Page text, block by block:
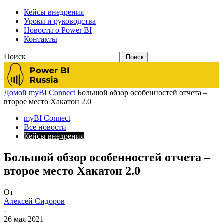
Кейсы внедрения
Уроки и руководства
Новости о Power BI
Контакты
Поиск
Домой myBI Connect Большой обзор особенностей отчета –
второе место Хакатон 2.0
myBI Connect
Все новости
Кейсы внедрения
Большой обзор особенностей отчета –
второе место Хакатон 2.0
От
Алексей Сидоров
-
26 мая 2021